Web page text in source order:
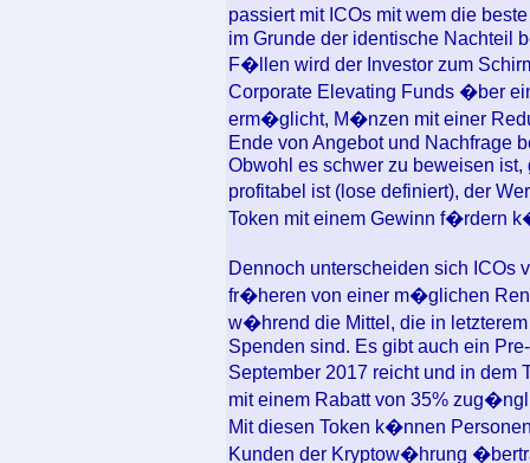
passiert mit ICOs mit wem die
im Grunde der identische Nachteil
F�llen wird der Investor zum
Corporate Elevating Funds �ber
erm�glicht, M�nzen mit einer
Ende von Angebot und Nachfrage
Obwohl es schwer zu beweisen
profitabel ist (lose definiert), der
Token mit einem Gewinn f�rdern
Dennoch unterscheiden sich ICOs
fr�heren von einer m�glichen
w�hrend die Mittel, die in
Spenden sind. Es gibt auch ein
September 2017 reicht und in
mit einem Rabatt von 35%
Mit diesen Token k�nnen
Kunden der Kryptow�hrung